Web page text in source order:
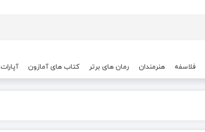
فلاسفه هنرمندان رمان های برتر کتاب های آمازون آپارات